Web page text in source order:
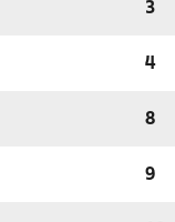
3
4
8
9